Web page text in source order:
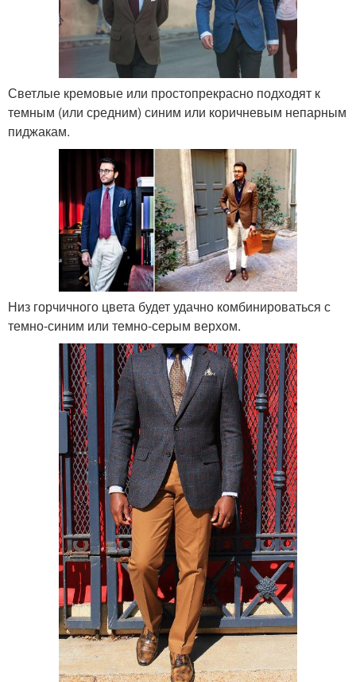
Светлые кремовые или простопрекрасно подходят к
темным (или средним) синим или коричневым непарным
пиджакам.
Низ горчичного цвета будет удачно комбинироваться с
темно-синим или темно-серым верхом.